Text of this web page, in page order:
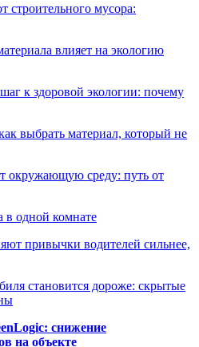
строительного мусора:
влияет на экологию
к здоровой экологии: почему
выбрать материал, который не
окружающую среду: путь от
в одной комнате
привычки водителей сильнее,
становится дороже: скрытые
снижение
на объекте